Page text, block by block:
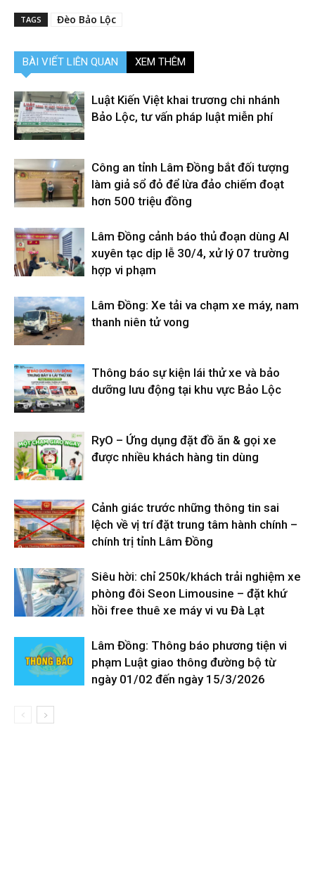
TAGS Đèo Bảo Lộc
BÀI VIẾT LIÊN QUAN XEM THÊM
Luật Kiến Việt khai trương chi nhánh
Bảo Lộc, tư vấn pháp luật miễn phí
Công an tỉnh Lâm Đồng bắt đối tượng
làm giả sổ đỏ để lừa đảo chiếm đoạt
hơn 500 triệu đồng
Lâm Đồng cảnh báo thủ đoạn dùng AI
xuyên tạc dịp lễ 30/4, xử lý 07 trường
hợp vi phạm
Lâm Đồng: Xe tải va chạm xe máy, nam
thanh niên tử vong
Thông báo sự kiện lái thử xe và bảo
dưỡng lưu động tại khu vực Bảo Lộc
RyO – Ứng dụng đặt đồ ăn & gọi xe
được nhiều khách hàng tin dùng
Cảnh giác trước những thông tin sai
lệch về vị trí đặt trung tâm hành chính –
chính trị tỉnh Lâm Đồng
Siêu hời: chỉ 250k/khách trải nghiệm xe
phòng đôi Seon Limousine – đặt khứ
hồi free thuê xe máy vi vu Đà Lạt
Lâm Đồng: Thông báo phương tiện vi
phạm Luật giao thông đường bộ từ
ngày 01/02 đến ngày 15/3/2026